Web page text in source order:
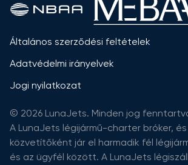
Általános szerződési feltételek
Adatvédelmi irányelvek
Jogi nyilatkozat
© 2026 LunaJets. Minden jog
A LunaJets légijármű-charter bróker,
közvetítőként jár el harmadik fél
és az ügyfél között. A LunaJets